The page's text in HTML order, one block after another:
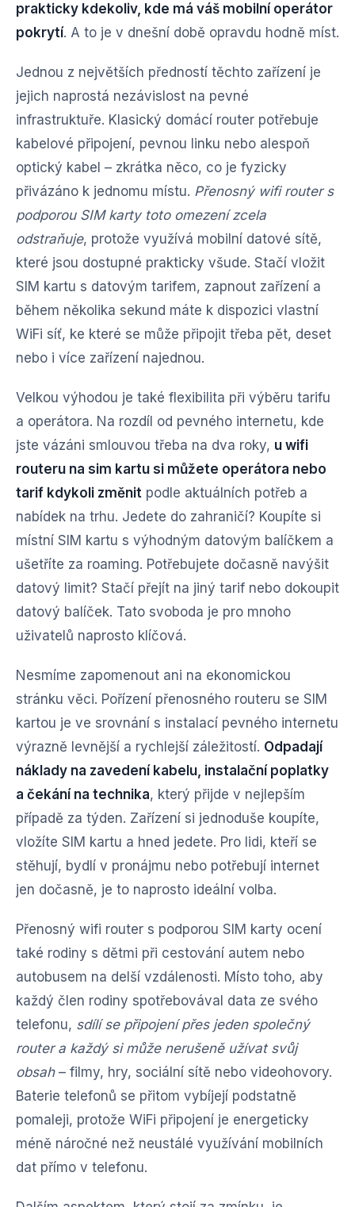
prakticky kdekoliv, kde má váš mobilní operátor
pokrytí. A to je v dnešní době opravdu hodně míst.
Jednou z největších předností těchto zařízení je
jejich naprostá nezávislost na pevné
infrastruktuře. Klasický domácí router potřebuje
kabelové připojení, pevnou linku nebo alespoň
optický kabel – zkrátka něco, co je fyzicky
přivázáno k jednomu místu. Přenosný wifi router s
podporou SIM karty toto omezení zcela
odstraňuje, protože využívá mobilní datové sítě,
které jsou dostupné prakticky všude. Stačí vložit
SIM kartu s datovým tarifem, zapnout zařízení a
během několika sekund máte k dispozici vlastní
WiFi síť, ke které se může připojit třeba pět, deset
nebo i více zařízení najednou.
Velkou výhodou je také flexibilita při výběru tarifu
a operátora. Na rozdíl od pevného internetu, kde
jste vázáni smlouvou třeba na dva roky, u wifi
routeru na sim kartu si můžete operátora nebo
tarif kdykoli změnit podle aktuálních potřeb a
nabídek na trhu. Jedete do zahraničí? Koupíte si
místní SIM kartu s výhodným datovým balíčkem a
ušetříte za roaming. Potřebujete dočasně navýšit
datový limit? Stačí přejít na jiný tarif nebo dokoupit
datový balíček. Tato svoboda je pro mnoho
uživatelů naprosto klíčová.
Nesmíme zapomenout ani na ekonomickou
stránku věci. Pořízení přenosného routeru se SIM
kartou je ve srovnání s instalací pevného internetu
výrazně levnější a rychlejší záležitostí. Odpadají
náklady na zavedení kabelu, instalační poplatky
a čekání na technika, který přijde v nejlepším
případě za týden. Zařízení si jednoduše koupíte,
vložíte SIM kartu a hned jedete. Pro lidi, kteří se
stěhují, bydlí v pronájmu nebo potřebují internet
jen dočasně, je to naprosto ideální volba.
Přenosný wifi router s podporou SIM karty ocení
také rodiny s dětmi při cestování autem nebo
autobusem na delší vzdálenosti. Místo toho, aby
každý člen rodiny spotřebovával data ze svého
telefonu, sdílí se připojení přes jeden společný
router a každý si může nerušeně užívat svůj
obsah– filmy, hry, sociální sítě nebo videohovory.
Baterie telefonů se přitom vybíjejí podstatně
pomaleji, protože WiFi připojení je energeticky
méně náročné než neustálé využívání mobilních
dat přímo v telefonu.